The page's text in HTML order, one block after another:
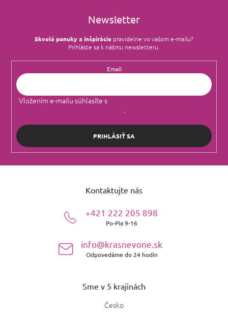
Newsletter
Skvelé ponuky a inšpirácie pravidelne vo vašom e‑mailu?
Prihláste sa k nášmu newsletteru.
Email
Vložením e-mailu súhlasíte s
.
PRIHLÁSIŤ SA
Kontaktujte nás
+421 222 205 898
Po-Pia 9-16
info@krasnevone.sk
Odpovedáme do 24 hodín
Sme v 5 krajinách
Česko